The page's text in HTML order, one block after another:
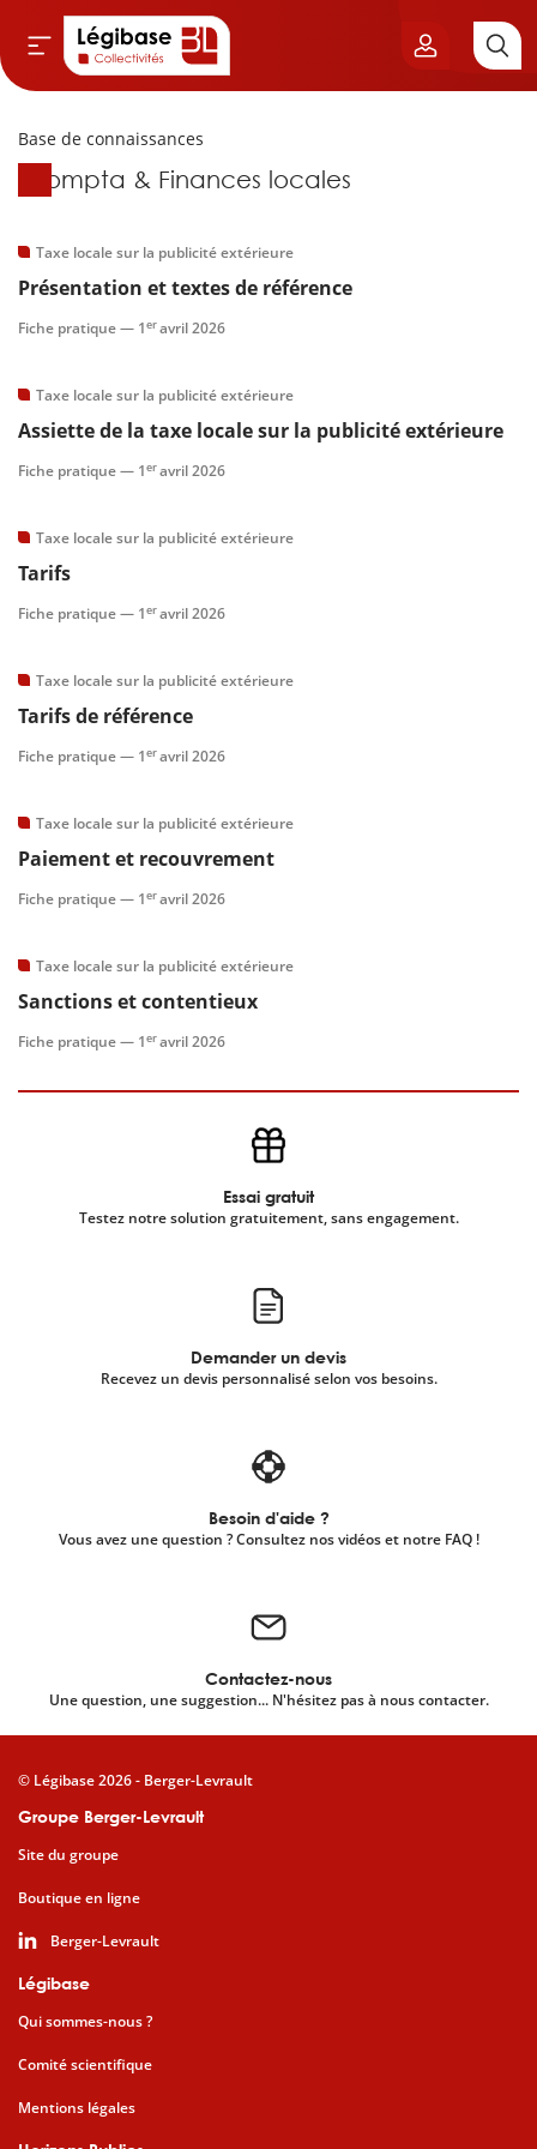
& Cimetières
& Élu local
Base de connaissances
Base de connaissances
Compta & Finances locales
Taxe locale sur la publicité extérieure
Présentation et textes de référence
Fiche pratique — 1eravril 2026
Taxe locale sur la publicité extérieure
Assiette de la taxe locale sur la publicité extérieure
Fiche pratique — 1eravril 2026
Taxe locale sur la publicité extérieure
Tarifs
Fiche pratique — 1eravril 2026
Taxe locale sur la publicité extérieure
Tarifs de référence
Fiche pratique — 1eravril 2026
Taxe locale sur la publicité extérieure
Paiement et recouvrement
Fiche pratique — 1eravril 2026
Taxe locale sur la publicité extérieure
Sanctions et contentieux
Fiche pratique — 1eravril 2026
Essai gratuit
Testez notre solution gratuitement, sans engagement.
Demander un devis
Recevez un devis personnalisé selon vos besoins.
Besoin d'aide ?
Vous avez une question ? Consultez nos vidéos et notre FAQ !
Contactez-nous
Une question, une suggestion... N'hésitez pas à nous contacter.
Groupe Berger-Levrault
Site du groupe
Boutique en ligne
Berger-Levrault
Légibase
Qui sommes-nous ?
Comité scientifique
Mentions légales
© Légibase 2026 - Berger-Levrault